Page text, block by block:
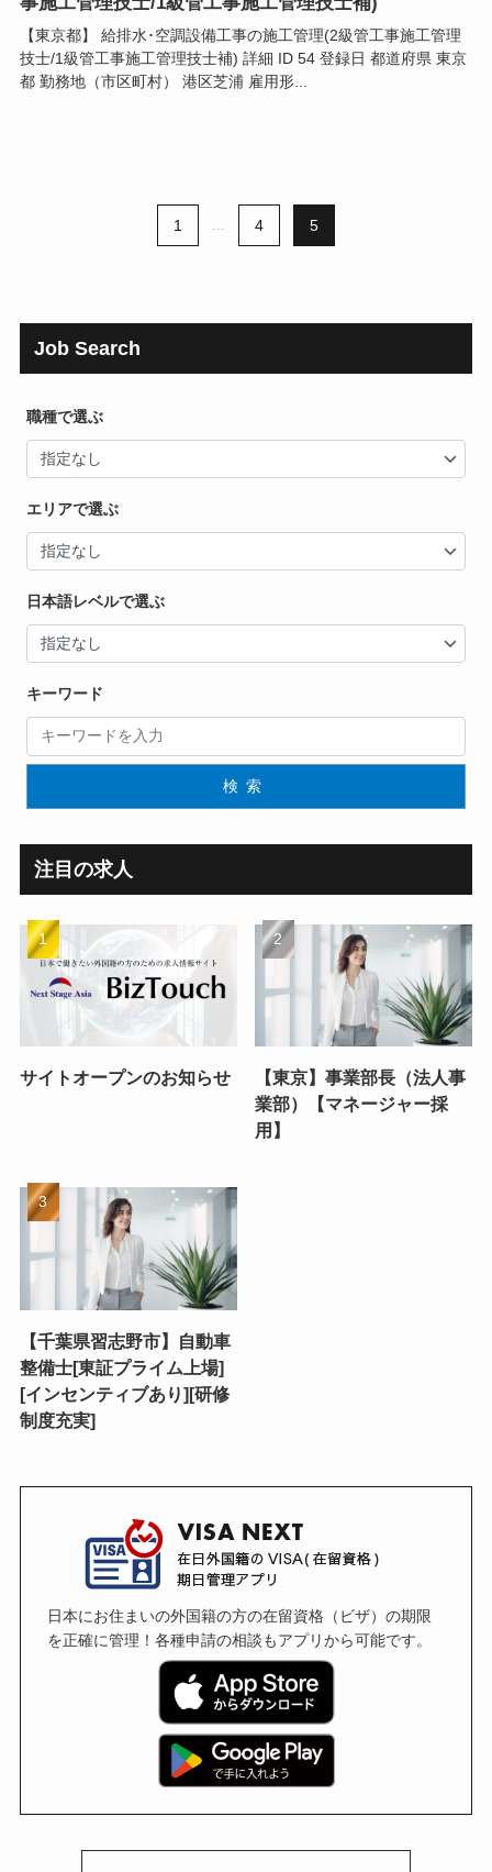
【東京都】 給排水･空調設備工事の施工管理(2級管工事施工管理
技士/1級管工事施工管理技士補) 詳細 ID 54 登録日 都道府県 東京
都 勤務地（市区町村） 港区芝浦 雇用形...
1 4 5
Job Search
職種で選ぶ
エリアで選ぶ
日本語レベルで選ぶ
キーワード
検索
注目の求人
サイトオープンのお知らせ
【東京】事業部長（法人事
業部）【マネージャー採
用】
【千葉県習志野市】自動車
整備士[東証プライム上場]
[インセンティブあり][研修
制度充実]
日本にお住まいの外国籍の方の在留資格（ビザ）の期限
を正確に管理！各種申請の相談もアプリから可能です。